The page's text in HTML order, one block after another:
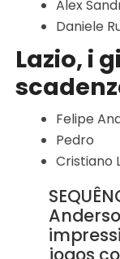
Alex
Daniele
Lazio, i
Felipe
Pedro
Cristiano